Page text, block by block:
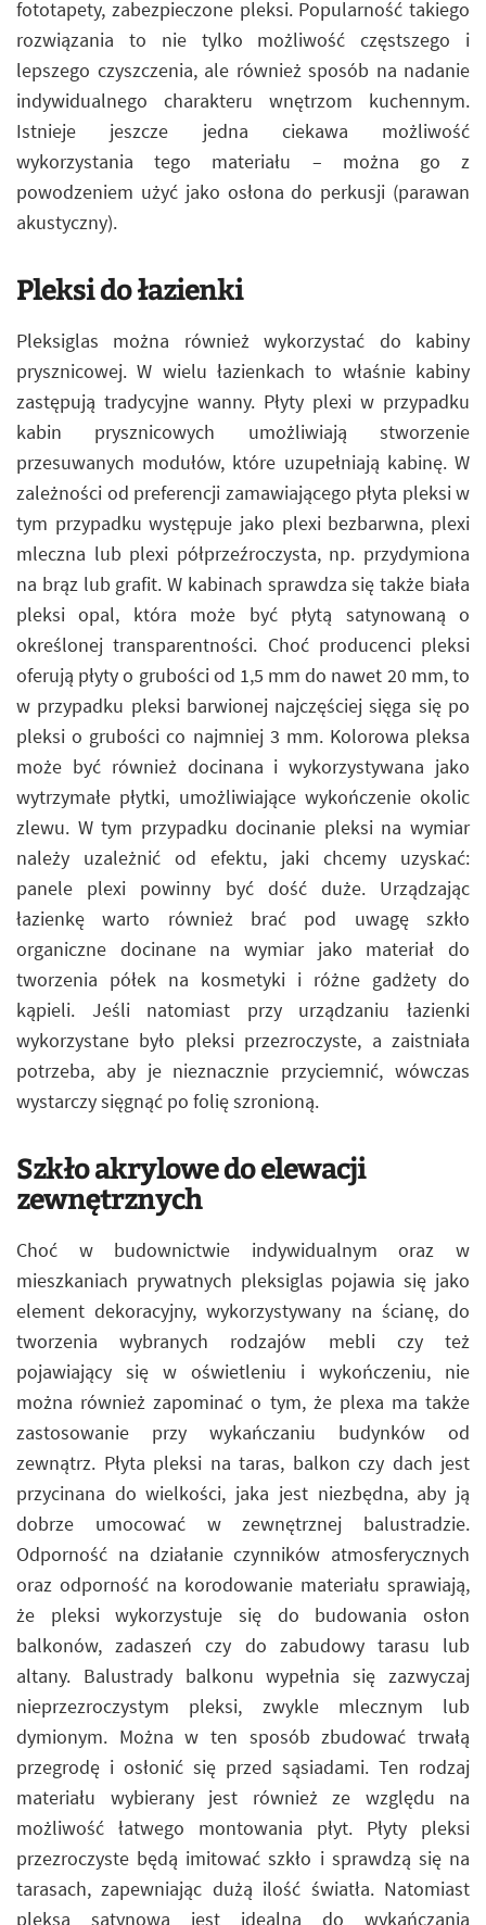
fototapety, zabezpieczone pleksi. Popularność takiego
rozwiązania to nie tylko możliwość częstszego i
lepszego czyszczenia, ale również sposób na nadanie
indywidualnego charakteru wnętrzom kuchennym.
Istnieje jeszcze jedna ciekawa możliwość
wykorzystania tego materiału – można go z
powodzeniem użyć jako osłona do perkusji (parawan
akustyczny).
Pleksi do łazienki
Pleksiglas można również wykorzystać do kabiny
prysznicowej. W wielu łazienkach to właśnie kabiny
zastępują tradycyjne wanny. Płyty plexi w przypadku
kabin prysznicowych umożliwiają stworzenie
przesuwanych modułów, które uzupełniają kabinę. W
zależności od preferencji zamawiającego płyta pleksi w
tym przypadku występuje jako plexi bezbarwna, plexi
mleczna lub plexi półprzeźroczysta, np. przydymiona
na brąz lub grafit. W kabinach sprawdza się także biała
pleksi opal, która może być płytą satynowaną o
określonej transparentności. Choć producenci pleksi
oferują płyty o grubości od 1,5 mm do nawet 20 mm, to
w przypadku pleksi barwionej najczęściej sięga się po
pleksi o grubości co najmniej 3 mm. Kolorowa pleksa
może być również docinana i wykorzystywana jako
wytrzymałe płytki, umożliwiające wykończenie okolic
zlewu. W tym przypadku docinanie pleksi na wymiar
należy uzależnić od efektu, jaki chcemy uzyskać:
panele plexi powinny być dość duże. Urządzając
łazienkę warto również brać pod uwagę szkło
organiczne docinane na wymiar jako materiał do
tworzenia półek na kosmetyki i różne gadżety do
kąpieli. Jeśli natomiast przy urządzaniu łazienki
wykorzystane było pleksi przezroczyste, a zaistniała
potrzeba, aby je nieznacznie przyciemnić, wówczas
wystarczy sięgnąć po folię szronioną.
Szkło akrylowe do elewacji
zewnętrznych
Choć w budownictwie indywidualnym oraz w
mieszkaniach prywatnych pleksiglas pojawia się jako
element dekoracyjny, wykorzystywany na ścianę, do
tworzenia wybranych rodzajów mebli czy też
pojawiający się w oświetleniu i wykończeniu, nie
można również zapominać o tym, że plexa ma także
zastosowanie przy wykańczaniu budynków od
zewnątrz. Płyta pleksi na taras, balkon czy dach jest
przycinana do wielkości, jaka jest niezbędna, aby ją
dobrze umocować w zewnętrznej balustradzie.
Odporność na działanie czynników atmosferycznych
oraz odporność na korodowanie materiału sprawiają,
że pleksi wykorzystuje się do budowania osłon
balkonów, zadaszeń czy do zabudowy tarasu lub
altany. Balustrady balkonu wypełnia się zazwyczaj
nieprzezroczystym pleksi, zwykle mlecznym lub
dymionym. Można w ten sposób zbudować trwałą
przegrodę i osłonić się przed sąsiadami. Ten rodzaj
materiału wybierany jest również ze względu na
możliwość łatwego montowania płyt. Płyty pleksi
przezroczyste będą imitować szkło i sprawdzą się na
tarasach, zapewniając dużą ilość światła. Natomiast
pleksa satynowa jest idealna do wykańczania